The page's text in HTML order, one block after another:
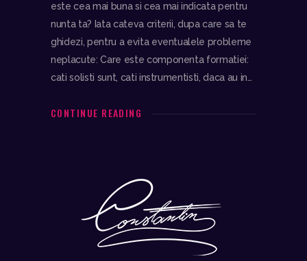
este cea mai buna si cea mai indicata pentru
nunta ta? Iata cateva criterii, dupa care sa te
ghidezi, pentru a evita eventualele probleme
neplacute: Care este componenta formatiei:
cati solisti sunt, cati instrumentisti, daca au in…
CONTINUE READING